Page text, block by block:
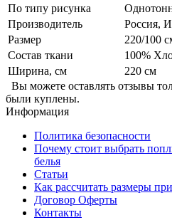
По типу рисунка
Производитель
Россия,
Размер
220/100
Состав ткани
100%
Ширина, см
220 см
Вы можете оставлять отзывы
были куплены.
Информация
Политика безопасности
Почему стоит выбрать
белья
Статьи
Как рассчитать размеры
Договор Оферты
Контакты